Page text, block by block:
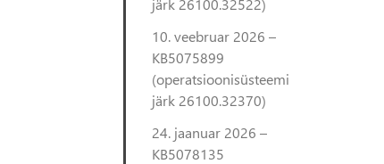
järk 26100.32522)
10. veebruar 2026 –
KB5075899
(operatsioonisüsteemi
järk 26100.32370)
24. jaanuar 2026 –
KB5078135